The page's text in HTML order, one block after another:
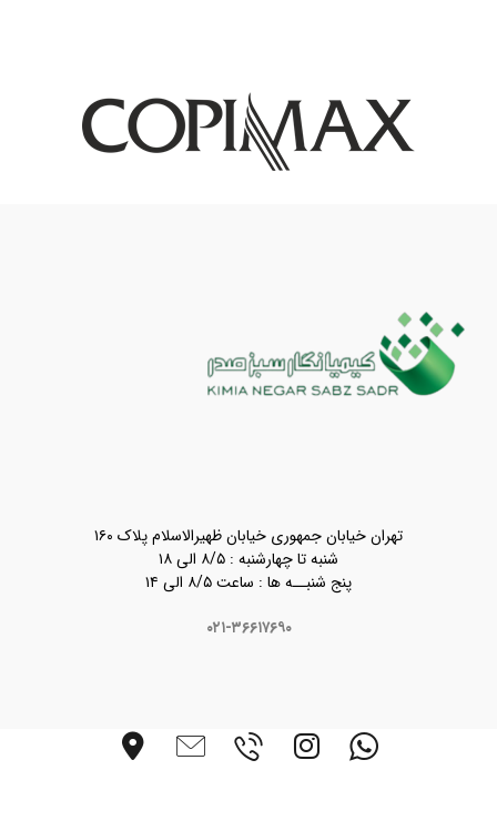
تهران خیابان جمهوری خیابان ظهیرالاسلام پلاک ۱۶۰
شنبه تا چهارشنبه : ۸/۵ الی ۱۸
پنج شنبــه ها : ساعت ۸/۵ الی ۱۴
۰۲۱-۳۶۶۱۷۶۹۰